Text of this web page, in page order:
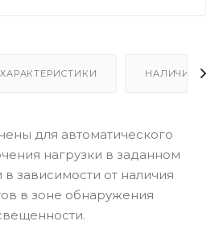
ХАРАКТЕРИСТИКИ НАЛИЧИЕ
для автоматического
нагрузки в заданном
зависимости от наличия
в зоне обнаружения